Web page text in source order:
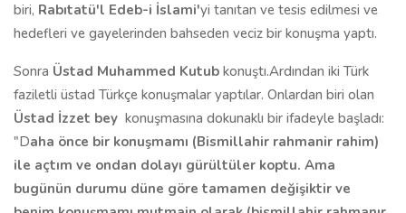
biri, Rabıtatü'l Edeb-i İslami'yi tanıtan ve tesis edilmesi ve
hedefleri ve gayelerinden bahseden veciz bir konuşma yaptı.
Sonra Üstad Muhammed Kutub konuştı.Ardından iki Türk
faziletli üstad Türkçe konuşmalar yaptılar. Onlardan biri olan
Üstad İzzet bey konuşmasına dokunaklı bir ifadeyle başladı:
"Daha önce bir konuşmamı (Bismillahir rahmanir rahim)
ile açtım ve ondan dolayı gürültüler koptu. Ama
bugünün durumu düne göre tamamen değişiktir ve